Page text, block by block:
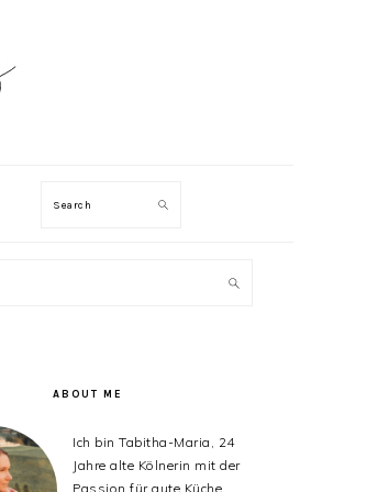
Search
ABOUT ME
Ich bin Tabitha-Maria, 24
Jahre alte Kölnerin mit der
Passion für gute Küche,